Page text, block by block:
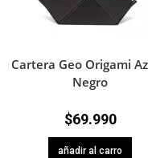
Cartera Geo Origami
Negro
$69.990
añadir al carro